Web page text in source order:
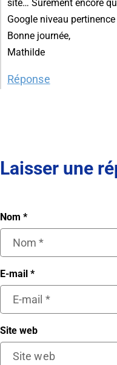
site… Sûrement encore
Google niveau
Bonne journée,
Mathilde
Réponse
Laisser une
Nom *
E-mail *
Site web